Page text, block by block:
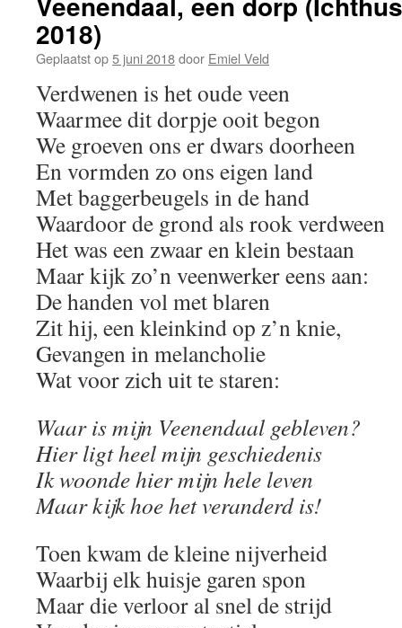
2018)
Geplaatst op5 juni 2018door Emiel Veld
Verdwenen is het oude veen
Waarmee dit dorpje ooit begon
We groeven ons er dwars doorheen
En vormden zo ons eigen land
Met baggerbeugels in de hand
Waardoor de grond als rook verdween
Het was een zwaar en klein bestaan
Maar kijk zo’n veenwerker eens aan:
De handen vol met blaren
Zit hij, een kleinkind op z’n knie,
Gevangen in melancholie
Wat voor zich uit te staren:
Waar is mijn Veenendaal gebleven?
Hier ligt heel mijn geschiedenis
Ik woonde hier mijn hele leven
Maar kijk hoe het veranderd is!
Toen kwam de kleine nijverheid
Waarbij elk huisje garen spon
Maar die verloor al snel de strijd